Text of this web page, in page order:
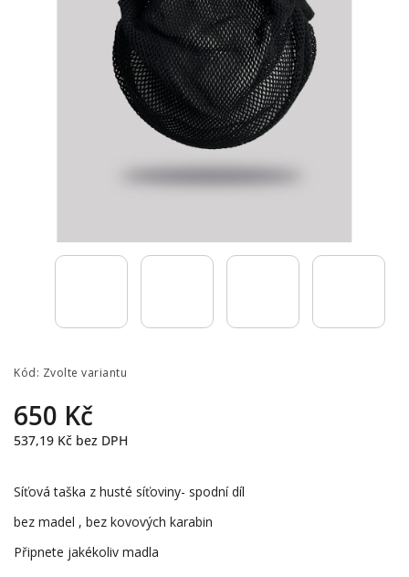
Kód: Zvolte variantu
650 Kč
537,19 Kč bez DPH
Síťová taška z husté síťoviny- spodní díl
bez madel , bez kovových karabin
Připnete jakékoliv madla